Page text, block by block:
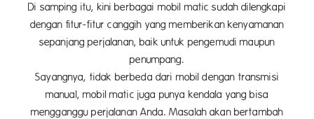
Di samping itu, kini berbagai mobil matic sudah dilengkapi
dengan fitur-fitur canggih yang memberikan kenyamanan
sepanjang perjalanan, baik untuk pengemudi maupun
penumpang.
Sayangnya, tidak berbeda dari mobil dengan transmisi
manual, mobil matic juga punya kendala yang bisa
mengganggu perjalanan Anda. Masalah akan bertambah